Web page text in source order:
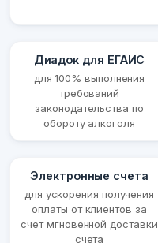
Диадок для ЕГАИС
для 100% выполнения
требований
законодательства по
обороту алкоголя
Электронные счета
для ускорения получения
оплаты от клиентов за
счет мгновенной доставки
счета